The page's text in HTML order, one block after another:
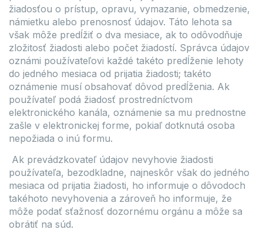
žiadosťou o prístup, opravu, vymazanie, obmedzenie,
námietku alebo prenosnosť údajov. Táto lehota sa
však môže predĺžiť o dva mesiace, ak to odôvodňuje
zložitosť žiadosti alebo počet žiadostí. Správca údajov
oznámi používateľovi každé takéto predĺženie lehoty
do jedného mesiaca od prijatia žiadosti; takéto
oznámenie musí obsahovať dôvod predĺženia. Ak
používateľ podá žiadosť prostredníctvom
elektronického kanála, oznámenie sa mu prednostne
zašle v elektronickej forme, pokiaľ dotknutá osoba
nepožiada o inú formu.
Ak prevádzkovateľ údajov nevyhovie žiadosti
používateľa, bezodkladne, najneskôr však do jedného
mesiaca od prijatia žiadosti, ho informuje o dôvodoch
takéhoto nevyhovenia a zároveň ho informuje, že
môže podať sťažnosť dozornému orgánu a môže sa
obrátiť na súd.